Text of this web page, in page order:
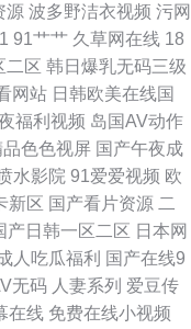
地 欧美岛国性爱 日韩欧美
文AV 1024毛片 www97操
产传媒 日本免费高清网站
影视一二三区 欧美性爱在
坛网址 国产精品久久AⅤ 老
伊人东京招 超碰色色人人
源 波多野洁衣视频 污网
91艹艹 久草网在线 18
二区 韩日爆乳无码三级
网站 日韩欧美在线国
福利视频 岛国AV动作
品色色视屏 国产午夜成
水影院 91爱爱视频 欧
新区 国产看片资源 二
产日韩一区二区 日本网
人吃瓜福利 国产在线9
无码 人妻系列 爱豆传
在线 免费在线小视频